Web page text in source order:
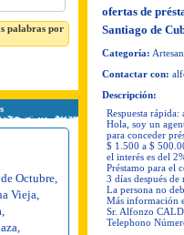
palabras por
Octubre
Vieja
ofertas de
Santiago de
Categoría:
Contactar con:
Descripción:
Respuesta rápida:
Hola, soy un
para conceder
$ 1.500 a $
el interés es del
Préstamo para el
3 días después
La persona no
Más información
Sr. Alfonzo
Telephono